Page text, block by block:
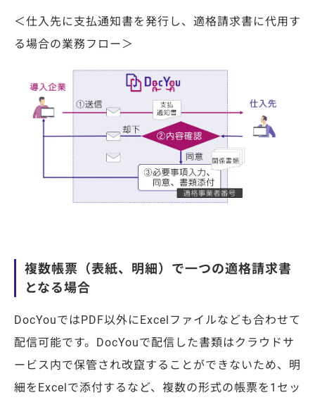
＜仕入先に支払通知書を発行し、適格請求書に代用す
る場合の業務フロー＞
複数帳票（表紙、明細）で一つの適格請求書
となる場合
DocYouではPDF以外にExcelファイルなども合わせて
配信可能です。DocYouで配信した書類はクラウドサ
ービス内で保管され改竄することができないため、明
細をExcelで添付するなど、複数の形式の帳票を1セッ